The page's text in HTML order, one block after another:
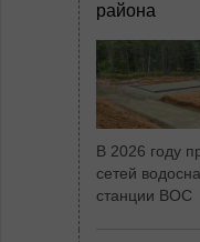
района
В 2026 году
сетей
станции ВОС